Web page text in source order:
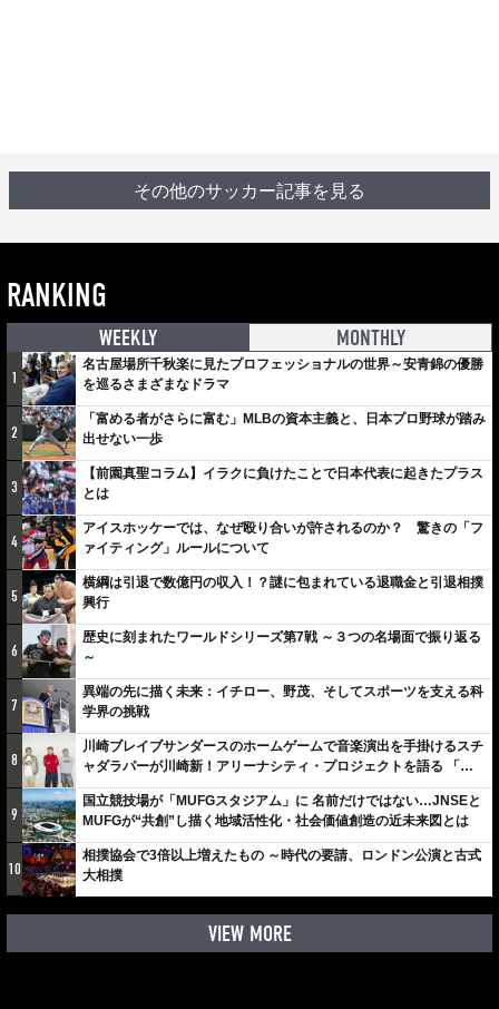
その他のサッカー記事を見る
RANKING
WEEKLY MONTHLY
1
名古屋場所千秋楽に見たプロフェッショナルの世界～安青錦の優勝
を巡るさまざまなドラマ
2
「富める者がさらに富む」MLBの資本主義と、日本プロ野球が踏み
出せない一歩
3
【前園真聖コラム】イラクに負けたことで日本代表に起きたプラス
とは
4
アイスホッケーでは、なぜ殴り合いが許されるのか？ 驚きの「フ
ァイティング」ルールについて
5
横綱は引退で数億円の収入！？謎に包まれている退職金と引退相撲
興行
6
歴史に刻まれたワールドシリーズ第7戦 ～３つの名場面で振り返る
～
7
異端の先に描く未来：イチロー、野茂、そしてスポーツを支える科
学界の挑戦
8
川崎ブレイブサンダースのホームゲームで音楽演出を手掛けるスチ
ャダラパーが川崎新！アリーナシティ・プロジェクトを語る 「楽
しみでしかないでしょ。川崎は、ずっと成長曲線だから」
9
国立競技場が「MUFGスタジアム」に 名前だけではない…JNSEと
MUFGが“共創”し描く地域活性化・社会価値創造の近未来図とは
10
相撲協会で3倍以上増えたもの ～時代の要請、ロンドン公演と古式
大相撲
VIEW MORE